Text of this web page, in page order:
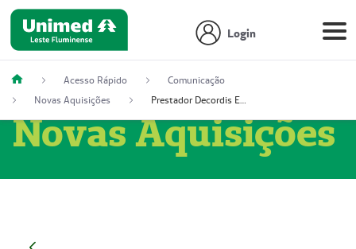
Login
Acesso Rápido
Comunicação
Novas Aquisições
Prestador Decordis Exames Cardiológicos LTDA (51004347-4)
Novas Aquisições